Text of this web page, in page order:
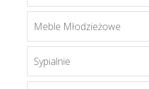
Więcej
Meble Młodzieżowe
Sypialnie